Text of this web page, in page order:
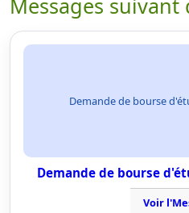
Messages
Demande de bourse
Demande de bourse
Voir